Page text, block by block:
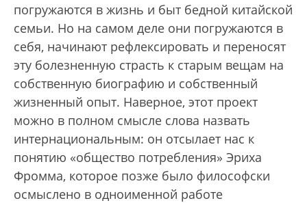
погружаются в жизнь и быт бедной китайской
семьи. Но на самом деле они погружаются в
себя, начинают рефлексировать и переносят
эту болезненную страсть к старым вещам на
собственную биографию и собственный
жизненный опыт. Наверное, этот проект
можно в полном смысле слова назвать
интернациональным: он отсылает нас к
понятию «общество потребления» Эриха
Фромма, которое позже было философски
осмыслено в одноименной работе